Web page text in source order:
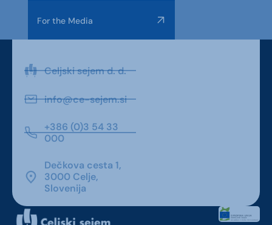
For the Media
Celjski sejem d. d.
info@ce-sejem.si
+386 (0)3 54 33
000
Dečkova cesta 1,
3000 Celje,
Slovenija